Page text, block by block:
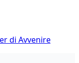
di Avvenire